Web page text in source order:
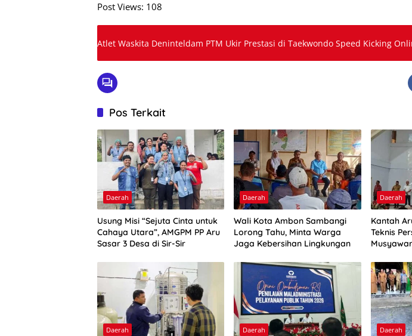
Post Views: 108
Atlet Waskita Deninteldam PTM Ukir Prestasi di Taekwondo Speed Kicking
Pos Terkait
Daerah
Usung Misi “Sejuta Cinta untuk
Cahaya Utara”, AMGPM PP Aru
Sasar 3 Desa di Sir-Sir
Daerah
Wali Kota Ambon Sambangi
Lorong Tahu, Minta Warga
Jaga Kebersihan Lingkungan
Daerah
Kantah
Teknis
Daerah Daerah Daerah